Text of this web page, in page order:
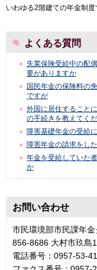
いわゆる2階建ての年金制度
よくある質問
失業保険受給中の配
要がありますか
国民年金の保険料の
ですが
外国に居住すること
の手続きを教えてく
障害基礎年金の受給
障害年金の請求をし
年金を受給していた
か
お問い合わせ
市民環境部市民課年
856-8686 大村市玖島
電話番号：0957-53-